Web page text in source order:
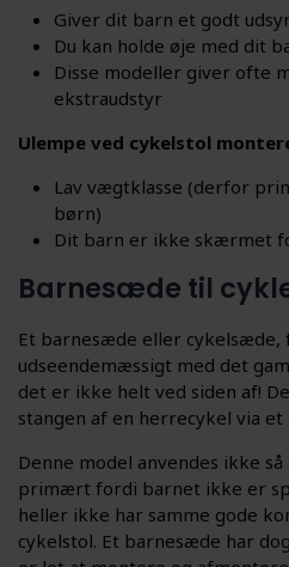
Giver dit barn et godt
Du kan holde øje med dit
Disse modeller giver ofte
ekstraudstyr
Ulempe ved cykelstol
Lav vægtklasse (derfor
børn)
Dit barn er ikke skærmet
Barnesæde til
Et barnesæde eller cykelsæde,
udseendemæssigt med det
det er ikke helt ved siden af!
stangen af en herrecykel via
Denne model anvendes ikke
primært fordi barnet ikke er
heller ikke har samme gode
cykelstol. Et barnesæde har